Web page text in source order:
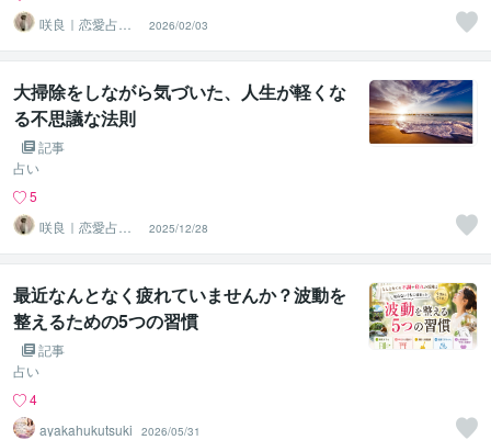
咲良｜恋愛占い
心導師
2026/02/03
大掃除をしながら気づいた、人生が軽くな
る不思議な法則
記事
占い
5
咲良｜恋愛占い
心導師
2025/12/28
最近なんとなく疲れていませんか？波動を
整えるための5つの習慣
記事
占い
4
ayakahukutsuki
2026/05/31